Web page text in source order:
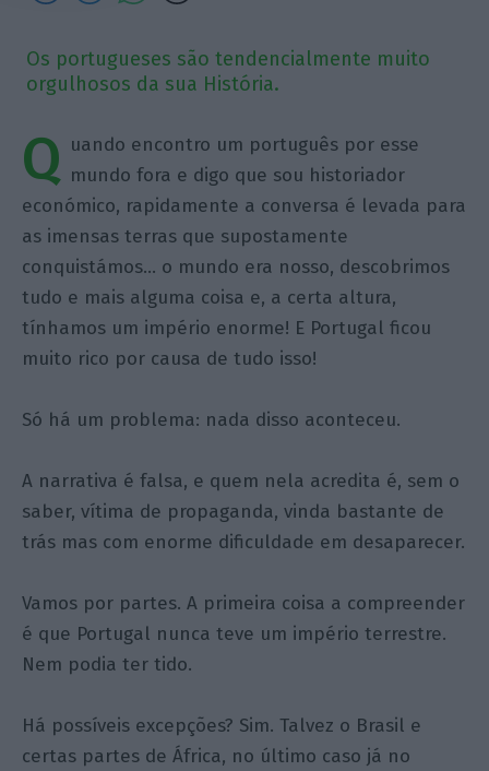
Os portugueses são tendencialmente muito
orgulhosos da sua História.
Q uando encontro um português por esse
mundo fora e digo que sou historiador
económico, rapidamente a conversa é levada para
as imensas terras que supostamente
conquistámos… o mundo era nosso, descobrimos
tudo e mais alguma coisa e, a certa altura,
tínhamos um império enorme! E Portugal ficou
muito rico por causa de tudo isso!
Só há um problema: nada disso aconteceu.
A narrativa é falsa, e quem nela acredita é, sem o
saber, vítima de propaganda, vinda bastante de
trás mas com enorme dificuldade em desaparecer.
Vamos por partes. A primeira coisa a compreender
é que Portugal nunca teve um império terrestre.
Nem podia ter tido.
Há possíveis excepções? Sim. Talvez o Brasil e
certas partes de África, no último caso já no